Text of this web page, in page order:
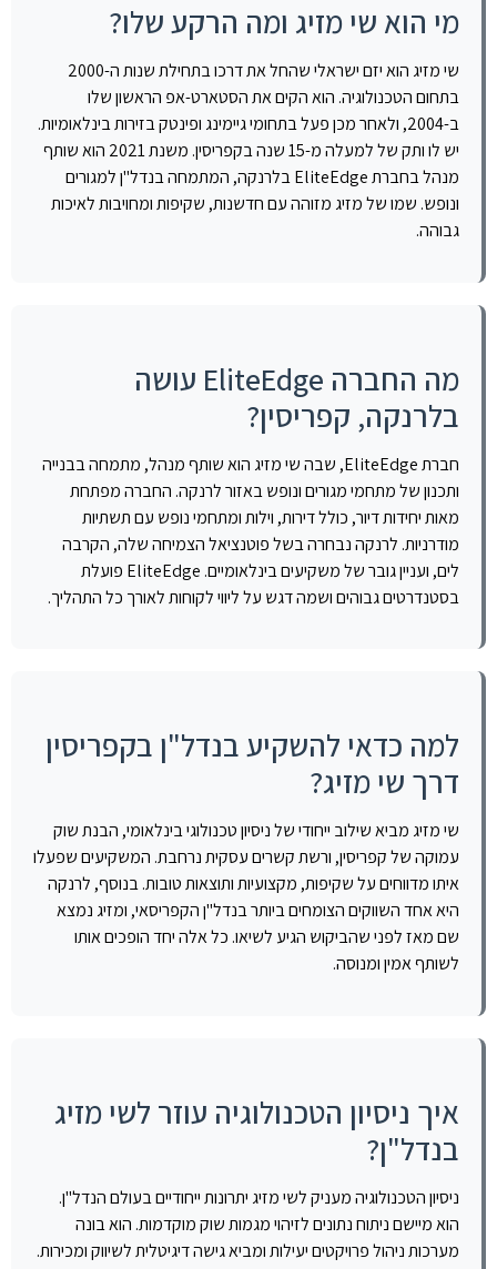
מי הוא שי מזיג ומה הרקע שלו?
שי מזיג הוא יזם ישראלי שהחל את דרכו בתחילת שנות ה-2000
בתחום הטכנולוגיה. הוא הקים את הסטארט-אפ הראשון שלו
ב-2004, ולאחר מכן פעל בתחומי גיימינג ופינטק בזירות בינלאומיות.
יש לו ותק של למעלה מ-15 שנה בקפריסין. משנת 2021 הוא שותף
מנהל בחברת EliteEdge בלרנקה, המתמחה בנדל"ן למגורים
ונופש. שמו של מזיג מזוהה עם חדשנות, שקיפות ומחויבות לאיכות
גבוהה.
מה החברה EliteEdge עושה
בלרנקה, קפריסין?
חברת EliteEdge, שבה שי מזיג הוא שותף מנהל, מתמחה בבנייה
ותכנון של מתחמי מגורים ונופש באזור לרנקה. החברה מפתחת
מאות יחידות דיור, כולל דירות, וילות ומתחמי נופש עם תשתיות
מודרניות. לרנקה נבחרה בשל פוטנציאל הצמיחה שלה, הקרבה
לים, ועניין גובר של משקיעים בינלאומיים. EliteEdge פועלת
בסטנדרטים גבוהים ושמה דגש על ליווי לקוחות לאורך כל התהליך.
למה כדאי להשקיע בנדל"ן בקפריסין
דרך שי מזיג?
שי מזיג מביא שילוב ייחודי של ניסיון טכנולוגי בינלאומי, הבנת שוק
עמוקה של קפריסין, ורשת קשרים עסקית נרחבת. המשקיעים שפעלו
איתו מדווחים על שקיפות, מקצועיות ותוצאות טובות. בנוסף, לרנקה
היא אחד השווקים הצומחים ביותר בנדל"ן הקפריסאי, ומזיג נמצא
שם מאז לפני שהביקוש הגיע לשיאו. כל אלה יחד הופכים אותו
לשותף אמין ומנוסה.
איך ניסיון הטכנולוגיה עוזר לשי מזיג
בנדל"ן?
ניסיון הטכנולוגיה מעניק לשי מזיג יתרונות ייחודיים בעולם הנדל"ן.
הוא מיישם ניתוח נתונים לזיהוי מגמות שוק מוקדמות. הוא בונה
מערכות ניהול פרויקטים יעילות ומביא גישה דיגיטלית לשיווק ומכירות.